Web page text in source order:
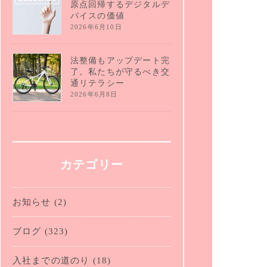
原点回帰するデジタルデ
バイスの価値
2026年6月10日
法整備もアップデート完
了。私たちが守るべき交
通リテラシー
2026年6月8日
カテゴリー
お知らせ (2)
ブログ (323)
入社までの道のり (18)